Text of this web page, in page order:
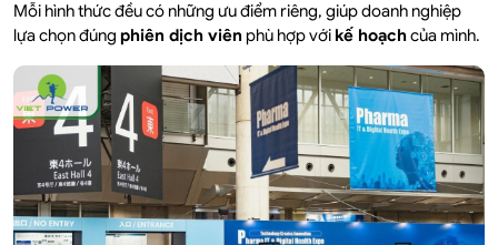
Mỗi hình thức đều có những ưu điểm riêng, giúp doanh nghiệp
lựa chọn đúng phiên dịch viên phù hợp với kế hoạchcủa mình.